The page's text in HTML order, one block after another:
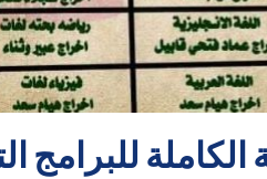
للبرامج